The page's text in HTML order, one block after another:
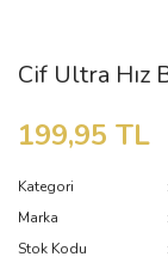
Cif Ultra Hız
199,95 TL
Kategori
Marka
Stok Kodu